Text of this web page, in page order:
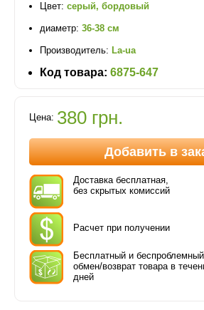
Цвет: серый, бордовый
диаметр: 36-38 см
Производитель: La-ua
Код товара: 6875-647
Цена: 380 грн.
Добавить в
Доставка бесплатная,
без скрытых комиссий
Расчет при получении
Бесплатный и беспроблемный
обмен/возврат товара в
дней